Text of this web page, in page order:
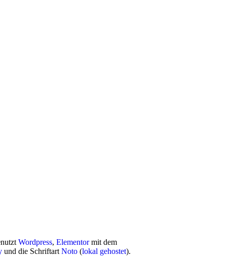
Wordpress, Elementormit dem
und die Schriftart Noto (lokal gehostet).